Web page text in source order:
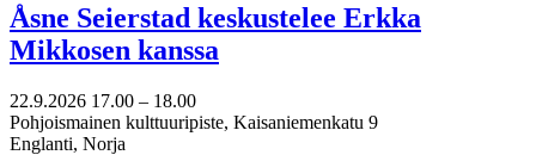
Åsne Seierstad keskustelee Erkka
Mikkosen kanssa
22.9.2026 17.00 – 18.00
Pohjoismainen kulttuuripiste, Kaisaniemenkatu 9
Englanti, Norja